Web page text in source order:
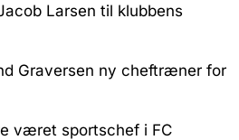
Larsen til klubbens
Graversen ny cheftræner for
været sportschef i FC